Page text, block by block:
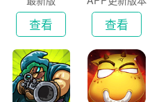
查看
2026
查看